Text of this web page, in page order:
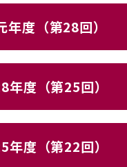
年度（第28回）
年度（第25回）
年度（第22回）